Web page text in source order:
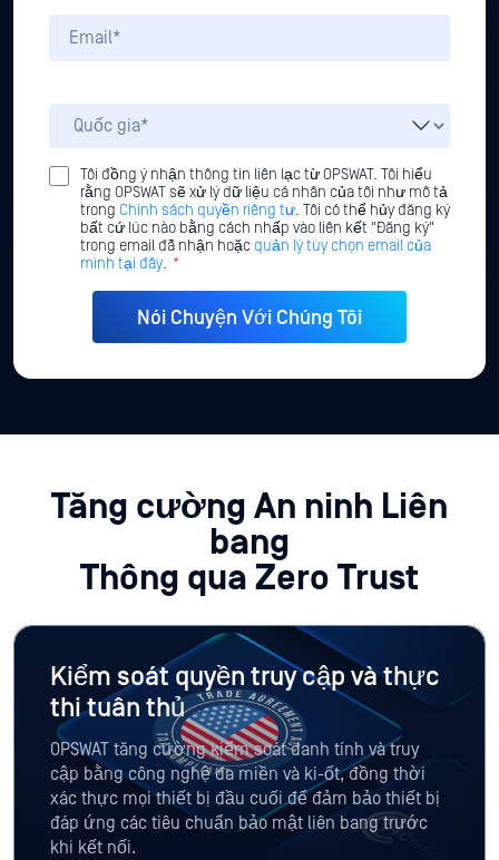
Tôi đồng ý nhận thông tin liên lạc từ OPSWAT. Tôi hiểu
rằng OPSWAT sẽ xử lý dữ liệu cá nhân của tôi như mô tả
trong Chính sách quyền riêng tư. Tôi có thể hủy đăng ký
bất cứ lúc nào bằng cách nhấp vào liên kết "Đăng ký"
trong email đã nhận hoặc quản lý tùy chọn email của
mình tại đây. *
Tăng cường An ninh Liên
bang
Thông qua Zero Trust
Kiểm soát quyền truy cập và thực
thi tuân thủ
OPSWAT tăng cường kiểm soát danh tính và truy
cập bằng công nghệ đa miền và ki-ốt, đồng thời
xác thực mọi thiết bị đầu cuối để đảm bảo thiết bị
đáp ứng các tiêu chuẩn bảo mật liên bang trước
khi kết nối.